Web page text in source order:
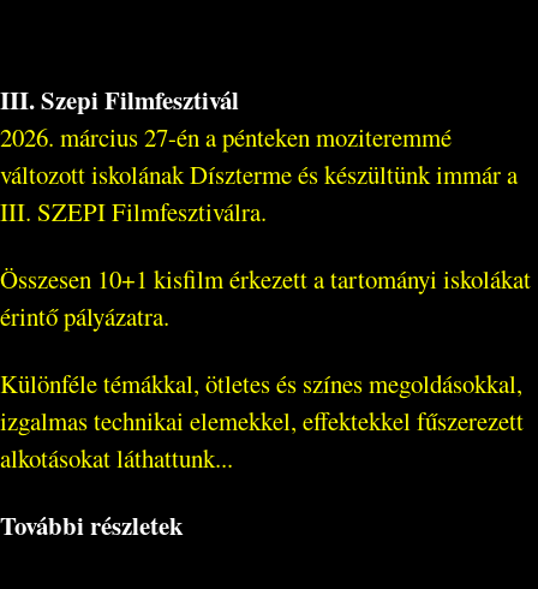
III. Szepi Filmfesztivál
2026. március 27-én a pénteken moziteremmé
változott iskolának Díszterme és készültünk immár a
III. SZEPI Filmfesztiválra.
Összesen 10+1 kisfilm érkezett a tartományi iskolákat
érintő pályázatra.
Különféle témákkal, ötletes és színes megoldásokkal,
izgalmas technikai elemekkel, effektekkel fűszerezett
alkotásokat láthattunk...
További részletek